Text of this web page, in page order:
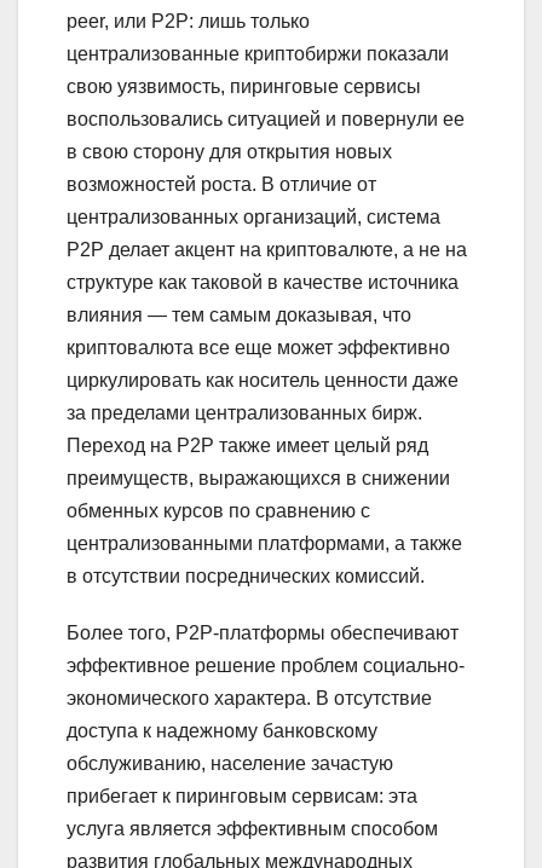
peer, или P2P: лишь только
централизованные криптобиржи показали
свою уязвимость, пиринговые сервисы
воспользовались ситуацией и повернули ее
в свою сторону для открытия новых
возможностей роста. В отличие от
централизованных организаций, система
P2P делает акцент на криптовалюте, а не на
структуре как таковой в качестве источника
влияния — тем самым доказывая, что
криптовалюта все еще может эффективно
циркулировать как носитель ценности даже
за пределами централизованных бирж.
Переход на P2P также имеет целый ряд
преимуществ, выражающихся в снижении
обменных курсов по сравнению с
централизованными платформами, а также
в отсутствии посреднических комиссий.
Более того, P2P-платформы обеспечивают
эффективное решение проблем социально-
экономического характера. В отсутствие
доступа к надежному банковскому
обслуживанию, население зачастую
прибегает к пиринговым сервисам: эта
услуга является эффективным способом
развития глобальных международных